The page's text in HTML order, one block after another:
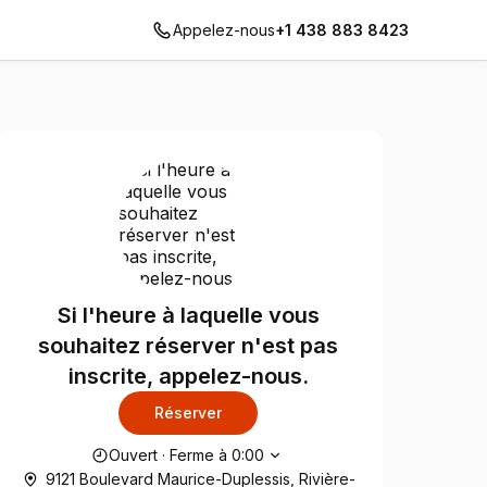
Appelez-nous+1 438 883 8423
Si l'heure à laquelle vous
souhaitez réserver n'est pas
inscrite, appelez-nous.
Réserver
Heures d'ouverture
Ouvert· Ferme à 0:00
9121 Boulevard Maurice-Duplessis, Rivière-